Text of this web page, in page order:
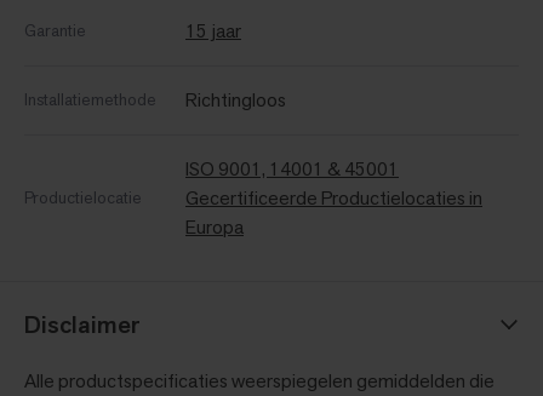
Garantie 15 jaar
Installatiemethode Richtingloos
Productielocatie
ISO 9001, 14001 & 45001
Gecertificeerde Productielocaties in
Europa
Disclaimer
Alle productspecificaties weerspiegelen gemiddelden die